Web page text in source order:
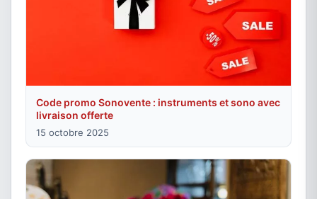
Code promo Sonovente : instruments et sono avec
livraison offerte
15 octobre 2025